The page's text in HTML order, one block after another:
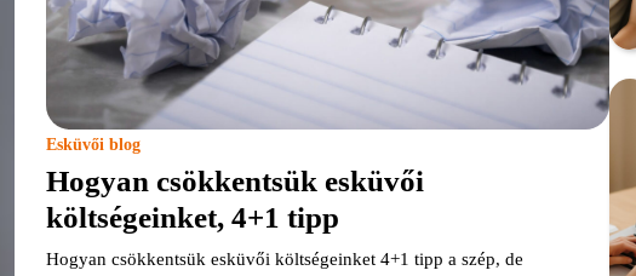
Esküvői blog
Hogyan csökkentsük esküvői
költségeinket, 4+1 tipp
Hogyan csökkentsük esküvői költségeinket 4+1 tipp a szép, de